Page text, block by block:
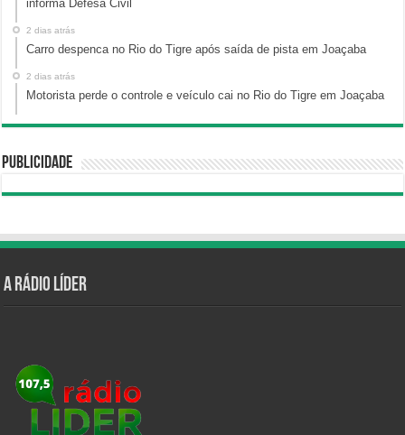
informa Defesa Civil
2 dias atrás
Carro despenca no Rio do Tigre após saída de pista em Joaçaba
2 dias atrás
Motorista perde o controle e veículo cai no Rio do Tigre em Joaçaba
Publicidade
A Rádio Líder